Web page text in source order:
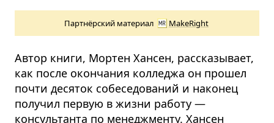
Партнёрский материал MakeRight
Автор книги, Мортен Хансен, рассказывает,
как после окончания колледжа он прошел
почти десяток собеседований и наконец
получил первую в жизни работу —
консультанта по менеджменту. Хансен